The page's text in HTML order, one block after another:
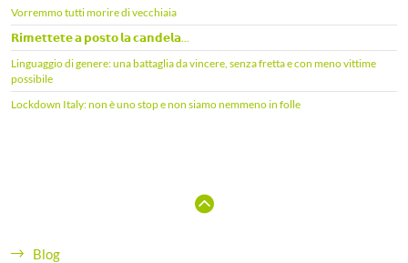
Vorremmo tutti morire di vecchiaia
𝗥𝗶𝗺𝗲𝘁𝘁𝗲𝘁𝗲 𝗮 𝗽𝗼𝘀𝘁𝗼 𝗹𝗮 𝗰𝗮𝗻𝗱𝗲𝗹𝗮...
Linguaggio di genere: una battaglia da vincere, senza fretta e con meno vittime
possibile
Lockdown Italy: non è uno stop e non siamo nemmeno in folle
Blog